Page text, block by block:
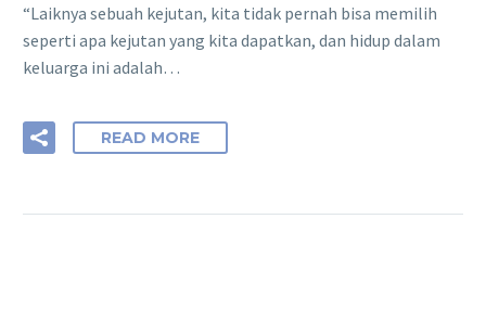
“Laiknya sebuah kejutan, kita tidak pernah bisa memilih
seperti apa kejutan yang kita dapatkan, dan hidup dalam
keluarga ini adalah…
READ MORE